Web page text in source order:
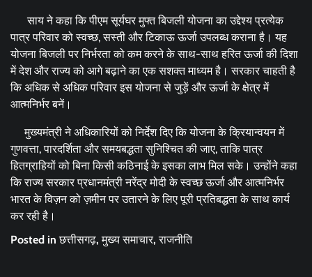
साय ने कहा कि पीएम सूर्यघर मुफ्त बिजली योजना का उद्देश्य प्रत्येक
पात्र परिवार को स्वच्छ, सस्ती और टिकाऊ ऊर्जा उपलब्ध कराना है। यह
योजना बिजली पर निर्भरता को कम करने के साथ-साथ हरित ऊर्जा की दिशा
में देश और राज्य को आगे बढ़ाने का एक सशक्त माध्यम है। सरकार चाहती है
कि अधिक से अधिक परिवार इस योजना से जुड़ें और ऊर्जा के क्षेत्र में
आत्मनिर्भर बनें।
मुख्यमंत्री ने अधिकारियों को निर्देश दिए कि योजना के क्रियान्वयन में
गुणवत्ता, पारदर्शिता और समयबद्धता सुनिश्चित की जाए, ताकि पात्र
हितग्राहियों को बिना किसी कठिनाई के इसका लाभ मिल सके। उन्होंने कहा
कि राज्य सरकार प्रधानमंत्री नरेंद्र मोदी के स्वच्छ ऊर्जा और आत्मनिर्भर
भारत के विज़न को ज़मीन पर उतारने के लिए पूरी प्रतिबद्धता के साथ कार्य
कर रही है।
Posted inछत्तीसगढ़,मुख्य समाचार,राजनीति